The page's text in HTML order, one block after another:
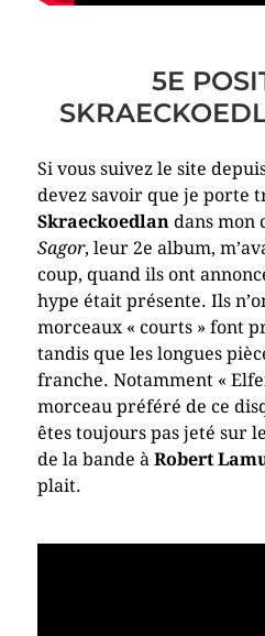
5E
Si vous suivez le site
devez savoir que je porte
Skraeckoedlan dans mon
Sagor, leur 2e album,
coup, quand ils ont
hype était présente. Ils
morceaux « courts » font
tandis que les longues
franche. Notamment «
morceau préféré de ce
êtes toujours pas jeté sur
de la bande à Robert
plait.